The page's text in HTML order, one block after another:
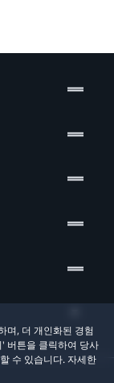
며, 더 개인화된 경험
버튼을 클릭하여 당사
수 있습니다. 자세한